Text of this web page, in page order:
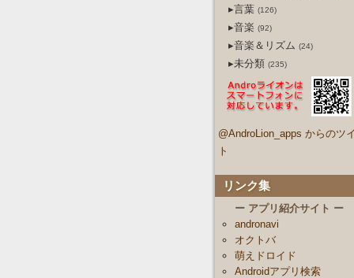
▸言葉 (126)
▸音楽 (92)
▸音楽＆リズム (24)
▸未分類 (235)
@AndroLion_apps からのツ
ト
リンク集
ー アプリ紹介サイト ー
andronavi
オクトバ
萌えドロイド
Androidアプリ検索